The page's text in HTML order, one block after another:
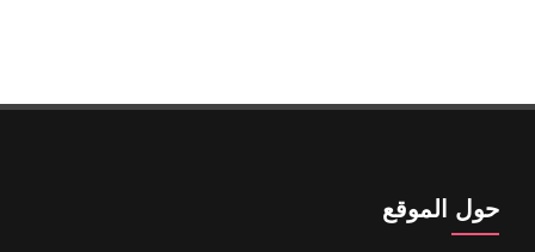
حول الموقع